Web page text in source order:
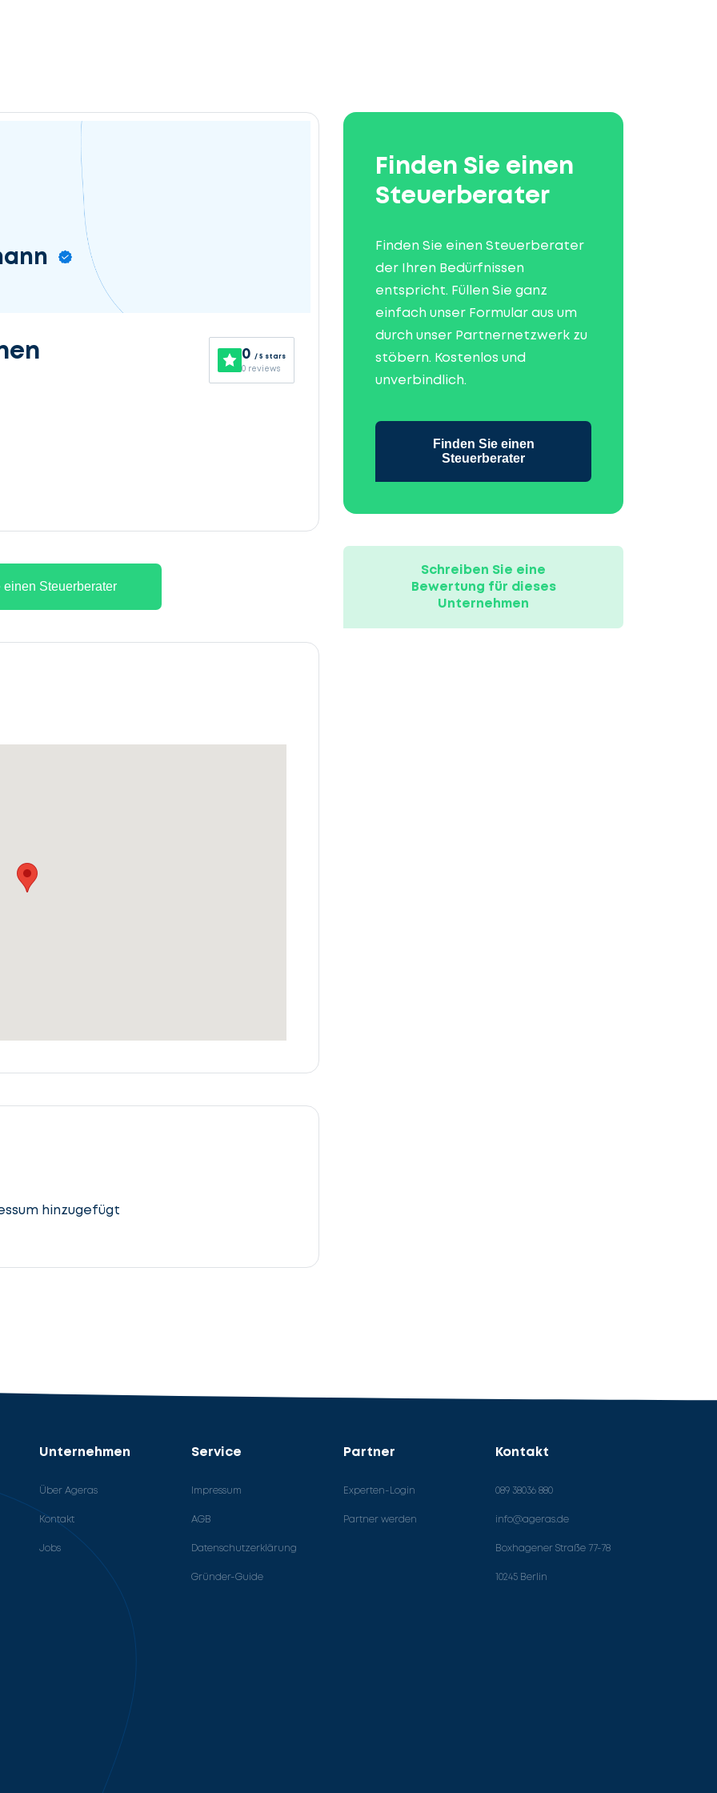
0 / 5 stars
0 reviews
einen Steuerberater
hinzugefügt
Finden Sie einen
Steuerberater
Finden Sie einen Steuerberater
der Ihren Bedürfnissen
entspricht. Füllen Sie ganz
einfach unser Formular aus um
durch unser Partnernetzwerk zu
stöbern. Kostenlos und
unverbindlich.
Finden Sie einen
Steuerberater
Schreiben Sie eine
Bewertung für dieses
Unternehmen
Unternehmen
Über Ageras
Kontakt
Jobs
Service
Impressum
AGB
Datenschutzerklärung
Gründer-Guide
Partner
Experten-Login
Partner werden
Kontakt
089 38036 880
info@ageras.de
Boxhagener Straße 77-78
10245 Berlin